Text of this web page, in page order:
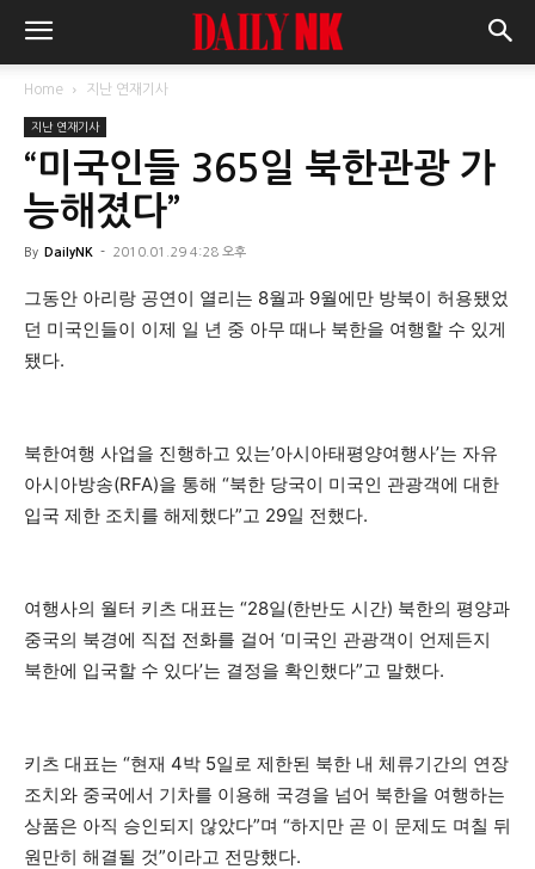
Home 지난 연재기사
지난 연재기사
“미국인들 365일 북한관광 가
능해졌다”
By DailyNK - 2010.01.29 4:28 오후
그동안 아리랑 공연이 열리는 8월과 9월에만 방북이 허용됐었
던 미국인들이 이제 일 년 중 아무 때나 북한을 여행할 수 있게
됐다.
북한여행 사업을 진행하고 있는’아시아태평양여행사’는 자유
아시아방송(RFA)을 통해 “북한 당국이 미국인 관광객에 대한
입국 제한 조치를 해제했다”고 29일 전했다.
여행사의 월터 키츠 대표는 “28일(한반도 시간) 북한의 평양과
중국의 북경에 직접 전화를 걸어 ‘미국인 관광객이 언제든지
북한에 입국할 수 있다’는 결정을 확인했다”고 말했다.
키츠 대표는 “현재 4박 5일로 제한된 북한 내 체류기간의 연장
조치와 중국에서 기차를 이용해 국경을 넘어 북한을 여행하는
상품은 아직 승인되지 않았다”며 “하지만 곧 이 문제도 며칠 뒤
원만히 해결될 것”이라고 전망했다.